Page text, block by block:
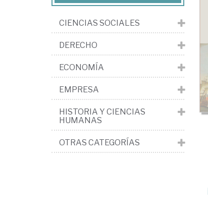
CIENCIAS SOCIALES
DERECHO
ECONOMÍA
EMPRESA
HISTORIA Y CIENCIAS
HUMANAS
OTRAS CATEGORÍAS